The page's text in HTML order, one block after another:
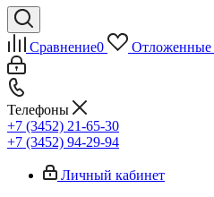
Сравнение0 Отложенные
Телефоны
+7 (3452) 21-65-30
+7 (3452) 94-29-94
Личный кабинет